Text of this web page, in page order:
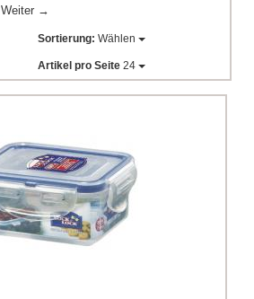
Weiter →
Sortierung: Wählen
Artikel pro Seite 24